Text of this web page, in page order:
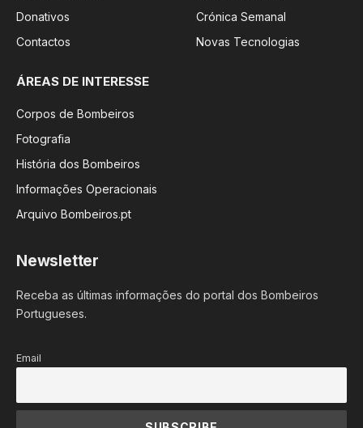
Donativos
Contactos
Crónica Semanal
Novas Tecnologias
ÁREAS DE INTERESSE
Corpos de Bombeiros
Fotografia
História dos Bombeiros
Informações Operacionais
Arquivo Bombeiros.pt
Newsletter
Receba as últimas informações do portal dos Bombeiros
Portugueses.
Email